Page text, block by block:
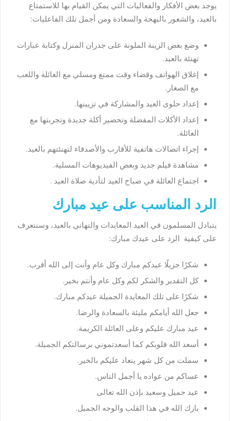
يوجد بعض الأفكار والفعاليات التي يمكن القيام بها للاستمتاع
بالعيد، والشعور بالبهجة والسعادة ومن أجمل تلك الفاعليات:
وضع بعض الزينة الملونة على جدران المنزل وكتابة عبارات
تهنئة بالعيد.
إغلاق الهواتف وقضاء وقت ممتع ومسلي مع العائلة واللعب
مع الصغار.
إعداد حلوى العيد والمشاركة في تزيينها.
إعداد الأكلات المفضلة وتحضير أكلة جديدة وتجربتها مع
العائلة.
إجراء اتصالات هاتفية للأقارب والأصدقاء لتهنئتهم بالعيد.
مشاهدة فيلم جديد وبعض الفيديوهات المسلية.
اجتماع العائلة في صباح العيد لتأدية صلاة العيد .
الرد المناسب على عيد مبارك
يتبادل المسلمون في العيد المعايدات والتهاني بالعيد، وسنتعرف
على كيفية الرد على عيدك مبارك:
شكرًا جزيلًا عيدكم مبارك وكل عام وأنت إلى الله أقرب.
كل التقدير والشكر لكم وكل عام وأنتم بخير.
شكرًا على تلك المعايدة الجميلة عيدكم مبارك.
جعل الله أيامكم مليئة بالسعادة والرضا.
عيد مبارك عليكم وعلى العائلة الكريمة.
أسعد الله قلوبكم كما أسعدتموني برسالتكم الجميلة.
سملت من كل شهر ينعاد عليكم بالخير.
عساكم من عواده يا أجمل الناس.
عيد جميل وسعيد بإذن الله تعالى
بارك الله في هذا القلب والوجه الجميل.